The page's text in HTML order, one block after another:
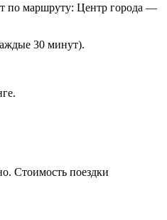
по маршруту: Центр города —
30 минут).
Стоимость поездки